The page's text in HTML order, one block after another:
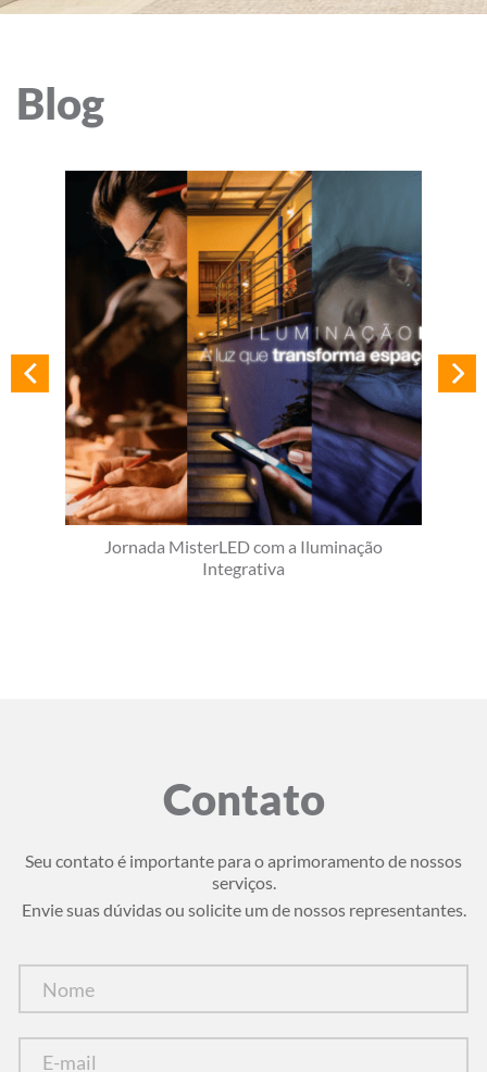
Blog
Jornada MisterLED com a Iluminação
Integrativa
Contato
Seu contato é importante para o aprimoramento de nossos
serviços.
Envie suas dúvidas ou solicite um de nossos representantes.